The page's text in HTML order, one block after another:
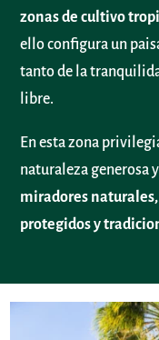
zonas de cultivo
ello configura un
tanto de la
libre.
En esta zona
naturaleza generosa
miradores
protegidos y